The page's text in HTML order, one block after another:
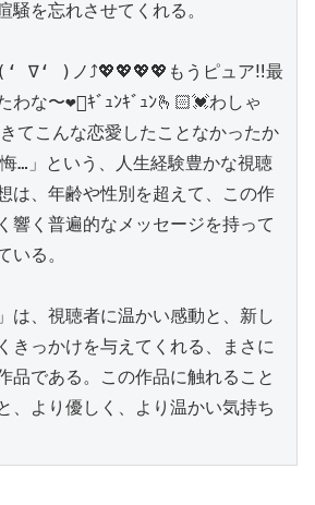
騒を忘れさせてくれる。
(‘ ∇‘ )ノ⤴️💖💖💖💖もうピュア‼️最
わな〜❤️‍🔥ｷﾞｭﾝｷﾞｭﾝ🫰🏻💓わしゃ
てこんな恋愛したことなかったか
…」という、人生経験豊かな視聴
は、年齢や性別を超えて、この作
響く普遍的なメッセージを持って
いる。
は、視聴者に温かい感動と、新し
きっかけを与えてくれる、まさに
品である。この作品に触れること
、より優しく、より温かい気持ち